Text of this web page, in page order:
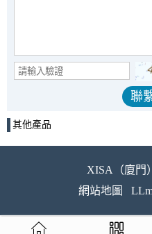
其他產品
XISA（廈門
網站地圖